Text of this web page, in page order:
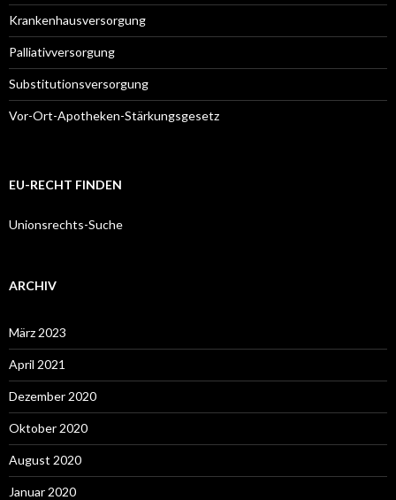
Krankenhausversorgung
Palliativversorgung
Substitutionsversorgung
Vor-Ort-Apotheken-Stärkungsgesetz
EU-RECHT FINDEN
Unionsrechts-Suche
ARCHIV
März 2023
April 2021
Dezember 2020
Oktober 2020
August 2020
Januar 2020